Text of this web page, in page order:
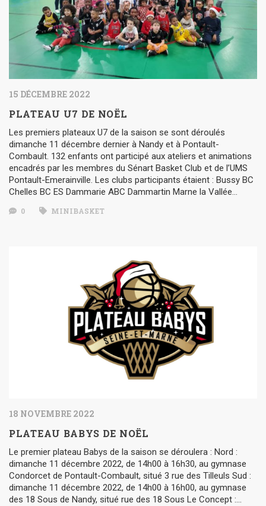
15 DÉCEMBRE 2022
PLATEAU U7 DE NOËL
Les premiers plateaux U7 de la saison se sont déroulés
dimanche 11 décembre dernier à Nandy et à Pontault-
Combault. 132 enfants ont participé aux ateliers et animations
encadrés par les membres du Sénart Basket Club et de l’UMS
Pontault-Emerainville. Les clubs participants étaient : Bussy BC
Chelles BC ES Dammarie ABC Dammartin Marne la Vallée…
0 MINIBASKET
18 NOVEMBRE 2022
PLATEAU BABYS DE NOËL
Le premier plateau Babys de la saison se déroulera : Nord :
dimanche 11 décembre 2022, de 14h00 à 16h30, au gymnase
Condorcet de Pontault-Combault, situé 3 rue des Tilleuls Sud :
dimanche 11 décembre 2022, de 14h00 à 16h00, au gymnase
des 18 Sous de Nandy, situé rue des 18 Sous Le Concept :...